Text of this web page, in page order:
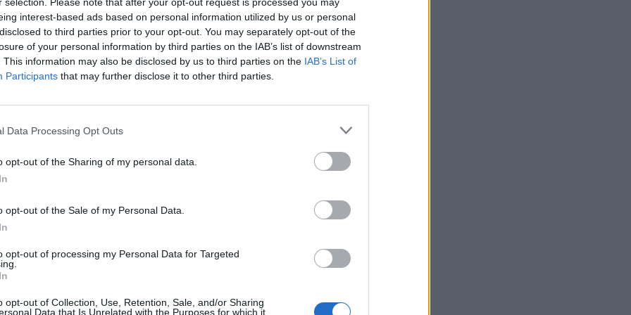
interest-based ads based on personal information utilized by us or personal
to third parties prior to your opt-out. You may separately opt-out of the
of your personal information by third parties on the IAB’s list of downstream
This information may also be disclosed by us to third parties on the IAB’s List of
Participants that may further disclose it to other third parties.
Data Processing Opt Outs
opt-out of the Sharing of my personal data.
opt-out of the Sale of my Personal Data.
opt-out of processing my Personal Data for Targeted
opt-out of Collection, Use, Retention, Sale, and/or Sharing
Data that Is Unrelated with the Purposes for which it
είχε τονίσει ότι «η απόπειρα συγκάλυψης
πως δεν ήθελαν να ρίξουν στα σκυλιά
της αθωότητας του σωματέμπορα που
Ηλιούπολη, για να δικαιολογήσει ότι
φωτογραφία του στη δημοσιότητα για να
σε ανακοίνωσή του ο ΣΥΡΙΖΑ-ΠΣ.
έδιναν με non paper τα στοιχεία του νεαρού
η αξιωματική αντιπολίτευση και